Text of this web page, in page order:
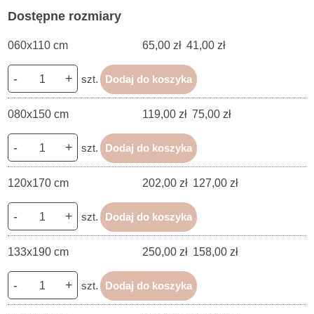
Dostępne rozmiary
060x110 cm 65,00 zł 41,00 zł
- + szt. Dodaj do koszyka
080x150 cm 119,00 zł 75,00 zł
- + szt. Dodaj do koszyka
120x170 cm 202,00 zł 127,00 zł
- + szt. Dodaj do koszyka
133x190 cm 250,00 zł 158,00 zł
- + szt. Dodaj do koszyka